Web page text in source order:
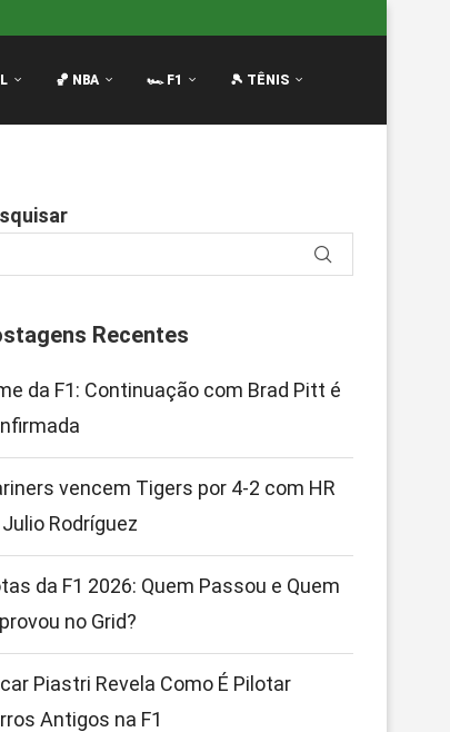
🏀 NBA 🏎️ F1 🎾 TÊNIS
Recentes
da F1: Continuação com Brad Pitt é
vencem Tigers por 4-2 com HR
Rodríguez
da F1 2026: Quem Passou e Quem
no Grid?
Piastri Revela Como É Pilotar
Antigos na F1